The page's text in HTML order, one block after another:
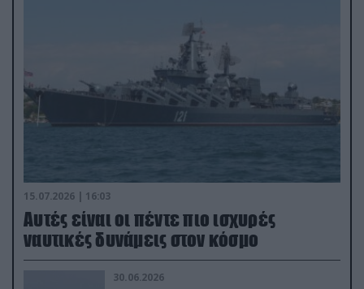
15.07.2026 | 16:03
Aυτές είναι οι πέντε πιο ισχυρές
ναυτικές δυνάμεις στον κόσμο
30.06.2026